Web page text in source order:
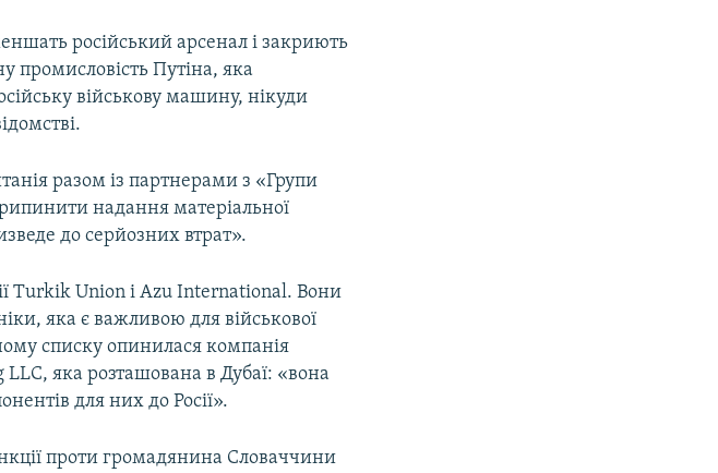
російський арсенал і закриють
промисловість Путіна, яка
військову машину, нікуди
разом із партнерами з «Групи
надання матеріальної
до серйозних втрат».
Turkik Union і Azu International. Вони
яка є важливою для військової
списку опинилася компанія
яка розташована в Дубаї: «вона
для них до Росії».
проти громадянина Словаччини